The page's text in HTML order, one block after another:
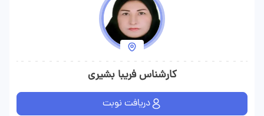
کارشناس فریبا بشیری
دریافت نوبت